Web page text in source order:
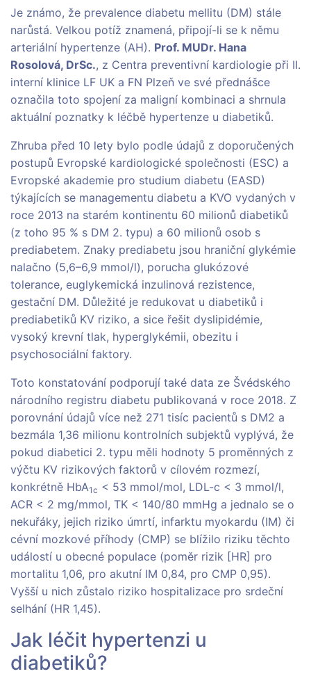
Je známo, že prevalence diabetu mellitu (DM) stále
narůstá. Velkou potíž znamená, připojí-li se k němu
arteriální hypertenze (AH). Prof. MUDr. Hana
Rosolová, DrSc., z Centra preventivní kardiologie při II.
interní klinice LF UK a FN Plzeň ve své přednášce
označila toto spojení za maligní kombinaci a shrnula
aktuální poznatky k léčbě hypertenze u diabetiků.
Zhruba před 10 lety bylo podle údajů z doporučených
postupů Evropské kardiologické společnosti (ESC) a
Evropské akademie pro studium diabetu (EASD)
týkajících se managementu diabetu a KVO vydaných v
roce 2013 na starém kontinentu 60 milionů diabetiků
(z toho 95 % s DM 2. typu) a 60 milionů osob s
prediabetem. Znaky prediabetu jsou hraniční glykémie
nalačno (5,6–6,9 mmol/l), porucha glukózové
tolerance, euglykemická inzulinová rezistence,
gestační DM. Důležité je redukovat u diabetiků i
prediabetiků KV riziko, a sice řešit dyslipidémie,
vysoký krevní tlak, hyperglykémii, obezitu i
psychosociální faktory.
Toto konstatování podporují také data ze Švédského
národního registru diabetu publikovaná v roce 2018. Z
porovnání údajů více než 271 tisíc pacientů s DM2 a
bezmála 1,36 milionu kontrolních subjektů vyplývá, že
pokud diabetici 2. typu měli hodnoty 5 proměnných z
výčtu KV rizikových faktorů v cílovém rozmezí,
konkrétně HbA1c < 53 mmol/mol, LDL-c < 3 mmol/l,
ACR < 2 mg/mmol, TK < 140/80 mmHg a jednalo se o
nekuřáky, jejich riziko úmrtí, infarktu myokardu (IM) či
cévní mozkové příhody (CMP) se blížilo riziku těchto
událostí u obecné populace (poměr rizik [HR] pro
mortalitu 1,06, pro akutní IM 0,84, pro CMP 0,95).
Vyšší u nich zůstalo riziko hospitalizace pro srdeční
selhání (HR 1,45).
Jak léčit hypertenzi u
diabetiků?